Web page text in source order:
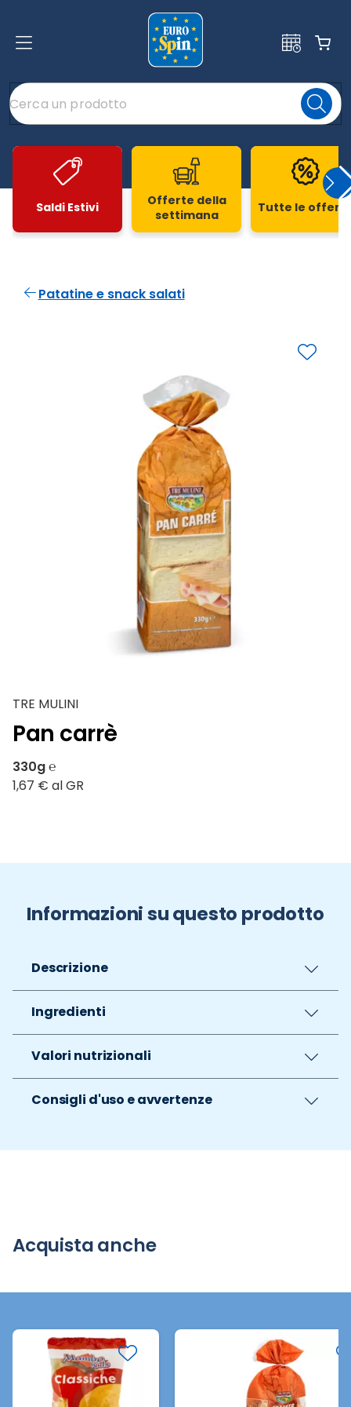
Saldi Estivi
Offerte della
settimana
Tutte le
Patatine e snack salati
TRE MULINI
Pan carrè
330g ℮
1,67 € al GR
Informazioni su questo prodotto
Descrizione
Ingredienti
Valori nutrizionali
Consigli d'uso e avvertenze
Acquista anche